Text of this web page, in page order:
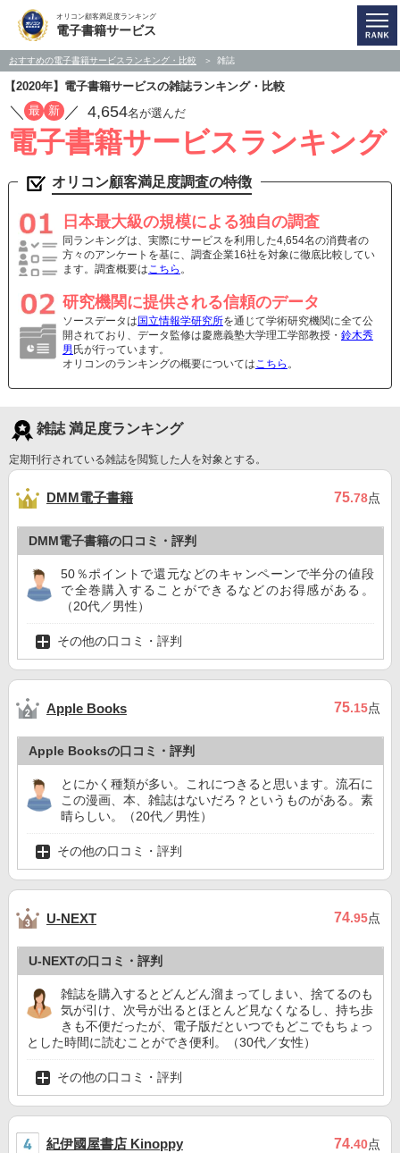
オリコン顧客満足度ランキング
電子書籍サービス
おすすめの電子書籍サービスランキング・比較 雑誌
【2020年】電子書籍サービスの雑誌ランキング・比較
／ 最 新 ／ 4,654名が選んだ
電子書籍サービスランキング
オリコン顧客満足度調査の特徴
日本最大級の規模による独自の調査
同ランキングは、実際にサービスを利用した4,654名の消費者の
方々のアンケートを基に、調査企業16社を対象に徹底比較してい
ます。調査概要はこちら 。
研究機関に提供される信頼のデータ
ソースデータは 国立情報学研究所を通じて学術研究機関に全て公
開されており、データ監修は慶應義塾大学理工学部教授・ 鈴木秀
男 氏が行っています。
オリコンのランキングの概要についてはこちら 。
雑誌 満足度ランキング
定期刊行されている雑誌を閲覧した人を対象とする。
DMM電子書籍 75.78点
DMM電子書籍の口コミ・評判
50％ポイントで還元などのキャンペーンで半分の値段
で全巻購入することができるなどのお得感がある。
（20代／男性）
その他の口コミ・評判
Apple Books 75.15点
Apple Booksの口コミ・評判
とにかく種類が多い。これにつきると思います。流石に
この漫画、本、雑誌はないだろ？というものがある。素
晴らしい。（20代／男性）
その他の口コミ・評判
U-NEXT 74.95点
U-NEXTの口コミ・評判
雑誌を購入するとどんどん溜まってしまい、捨てるのも
気が引け、次号が出るとほとんど見なくなるし、持ち歩
きも不便だったが、電子版だといつでもどこでもちょっ
とした時間に読むことができ便利。（30代／女性）
その他の口コミ・評判
紀伊國屋書店 Kinoppy 74.40点